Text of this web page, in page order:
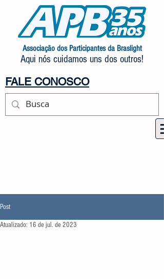
Associação dos Participantes da Braslight
Aqui nós cuidamos uns dos outros!
FALE CONOSCO
Post
Atualizado: 16 de jul. de 2023